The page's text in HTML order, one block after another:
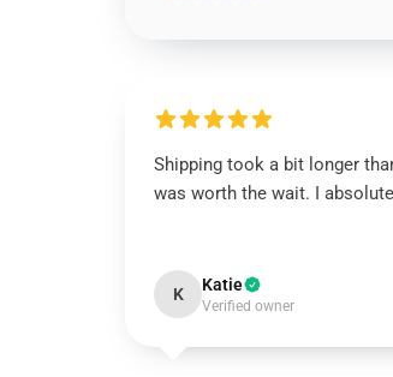
Shipping took a bit longer
was worth the wait. I
K Katie
Verified owner